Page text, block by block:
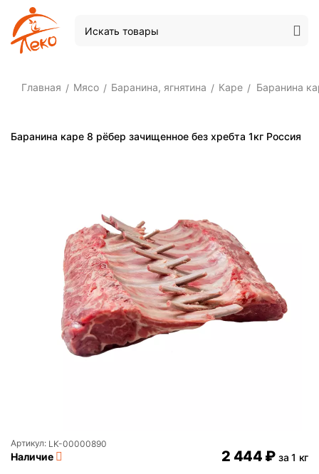
Главная / Мясо / Баранина, ягнятина / Каре / Баранина
Баранина каре 8 рёбер зачищенное без хребта 1кг Россия
Артикул: LK-00000890
Наличие 2 444 ₽ за 1 кг